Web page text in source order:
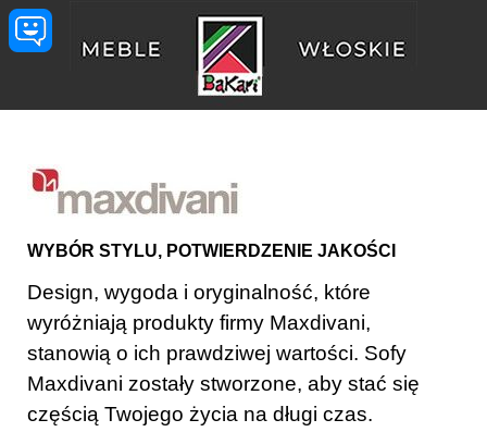
Przejdź do treści
WYBÓR STYLU, POTWIERDZENIE JAKOŚCI
Design, wygoda i oryginalność, które
wyróżniają produkty firmy Maxdivani,
stanowią o ich prawdziwej wartości. Sofy
Maxdivani zostały stworzone, aby stać się
częścią Twojego życia na długi czas.